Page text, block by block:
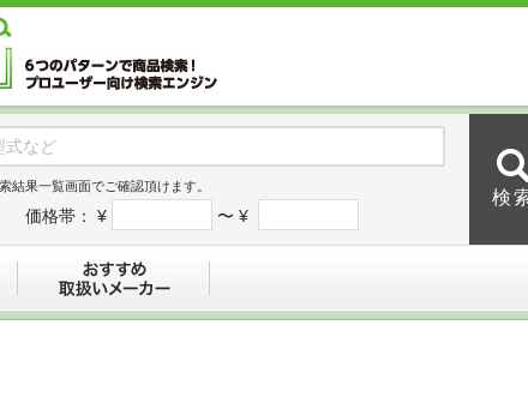
結果一覧画面でご確認頂けます。
価格帯： ¥ 〜 ¥